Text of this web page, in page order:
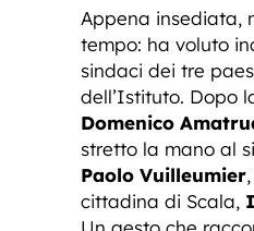
Appena insediata,
tempo: ha voluto
sindaci dei tre
dell’Istituto. Dopo
Domenico
stretto la mano al
Paolo Vuilleumier
cittadina di Scala,